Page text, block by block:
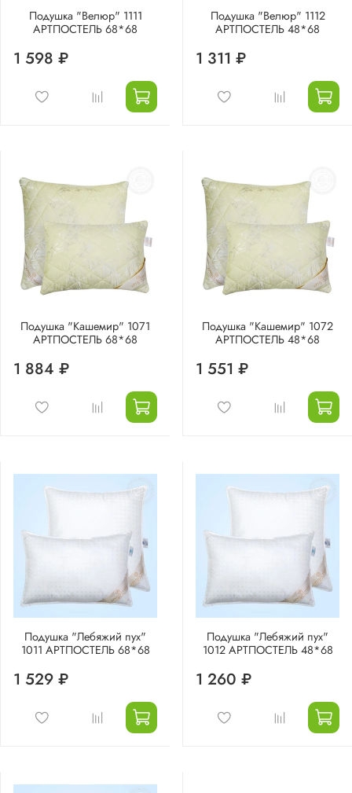
Подушка "Велюр" 1111
АРТПОСТЕЛЬ 68*68
1 598 ₽
Подушка "Велюр" 1112
АРТПОСТЕЛЬ 48*68
1 311 ₽
Подушка "Кашемир" 1071
АРТПОСТЕЛЬ 68*68
1 884 ₽
Подушка "Кашемир" 1072
АРТПОСТЕЛЬ 48*68
1 551 ₽
Подушка "Лебяжий пух"
1011 АРТПОСТЕЛЬ 68*68
1 529 ₽
Подушка "Лебяжий пух"
1012 АРТПОСТЕЛЬ 48*68
1 260 ₽